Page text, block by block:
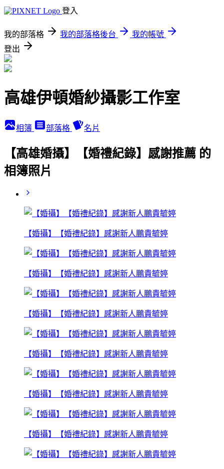
登入
我的部落格 我的部落格後台
我的帳號
登出
高雄伊頓婚紗攝影工作室
相簿 部落格 名片
【高雄婚攝】【婚禮紀錄】感謝推薦 的
相簿照片
【婚攝】【婚禮紀錄】感謝新人鵬貴毓婷
【婚攝】【婚禮紀錄】感謝新人鵬貴毓婷
【婚攝】【婚禮紀錄】感謝新人鵬貴毓婷
【婚攝】【婚禮紀錄】感謝新人鵬貴毓婷
【婚攝】【婚禮紀錄】感謝新人鵬貴毓婷
【婚攝】【婚禮紀錄】感謝新人鵬貴毓婷